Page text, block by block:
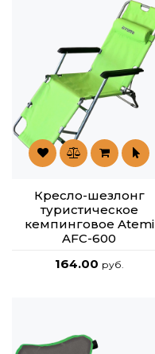
Кресло-шезлонг
туристическое
кемпинговое Atemi
AFC-600
164.00 руб.